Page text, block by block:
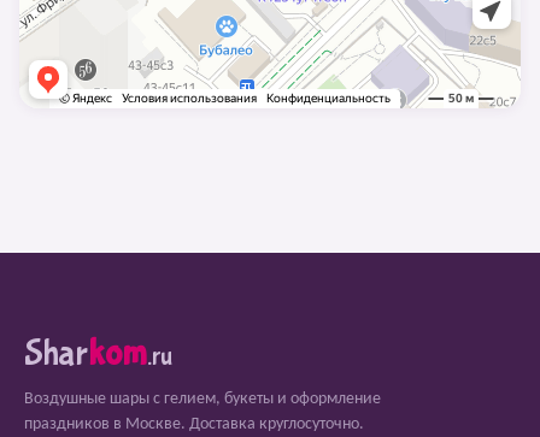
Sharkom.ru
Воздушные шары с гелием, букеты и оформление
праздников в Москве. Доставка круглосуточно.